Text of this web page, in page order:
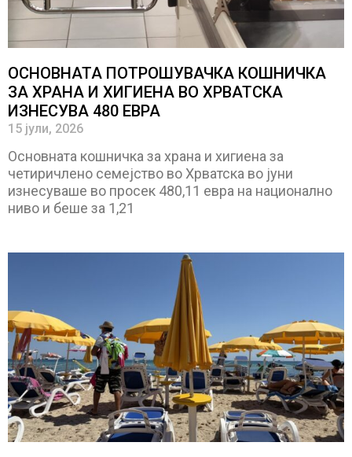
ОСНОВНАТА ПОТРОШУВАЧКА КОШНИЧКА
ЗА ХРАНА И ХИГИЕНА ВО ХРВАТСКА
ИЗНЕСУВА 480 ЕВРА
15 јули, 2026
Основната кошничка за храна и хигиена за
четиричлено семејство во Хрватска во јуни
изнесуваше во просек 480,11 евра на национално
ниво и беше за 1,21